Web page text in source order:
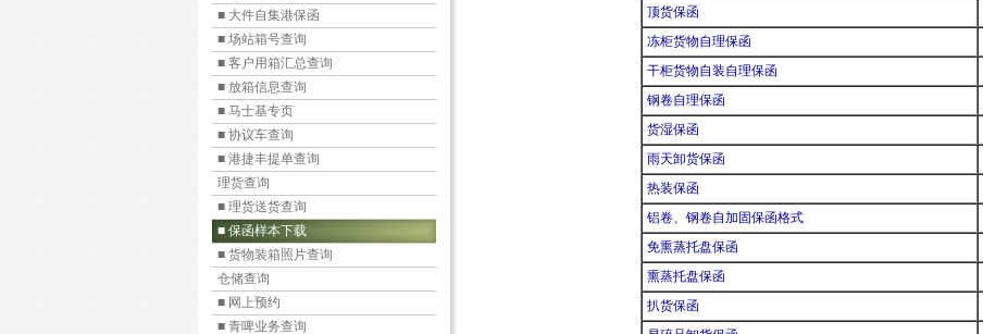
■ 大件自集港保函
■ 场站箱号查询
■ 客户用箱汇总查询
■ 放箱信息查询
■ 马士基专页
■ 协议车查询
■ 港捷丰提单查询
理货查询
■ 理货送货查询
■ 保函样本下载
■ 货物装箱照片查询
仓储查询
■ 网上预约
■ 青啤业务查询
顶货保函
冻柜货物自理保函
干柜货物自装自理保函
钢卷自理保函
货湿保函
雨天卸货保函
热装保函
铝卷、钢卷自加固保函格式
免熏蒸托盘保函
熏蒸托盘保函
扒货保函